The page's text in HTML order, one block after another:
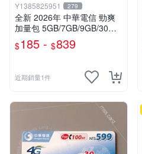
Y1385825951 279
全新 2026年 中華電信 勁爽
加量包 5GB/7GB/9GB/30日
無限上網 月租型及預付卡門
號適用
$185 - $839
近期銷量1件